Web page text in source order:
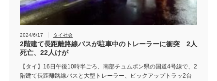
2024/6/17 タイ社会
2階建て長距離路線バスが駐車中のトレーラーに衝突 2人
死亡、22人けが
【タイ】16日午後10時半ごろ、南部チュムポン県の国道4号線で、2
階建て長距離路線バスと大型トレーラー、ピックアップトラッ2台